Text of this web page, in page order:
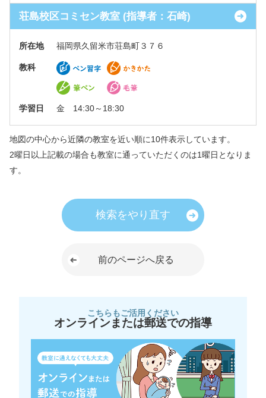
荘島校区コミセン教室 (指導者：石崎)
所在地 福岡県久留米市荘島町３７６
教科
学習日 金 14:30～18:30
地図の中心から近隣の教室を近い順に10件表示しています。
2曜日以上記載の場合も教室に通っていただくのは1曜日となりま
す。
検索をやり直す
前のページへ戻る
こちらもご活用ください
オンラインまたは郵送での指導